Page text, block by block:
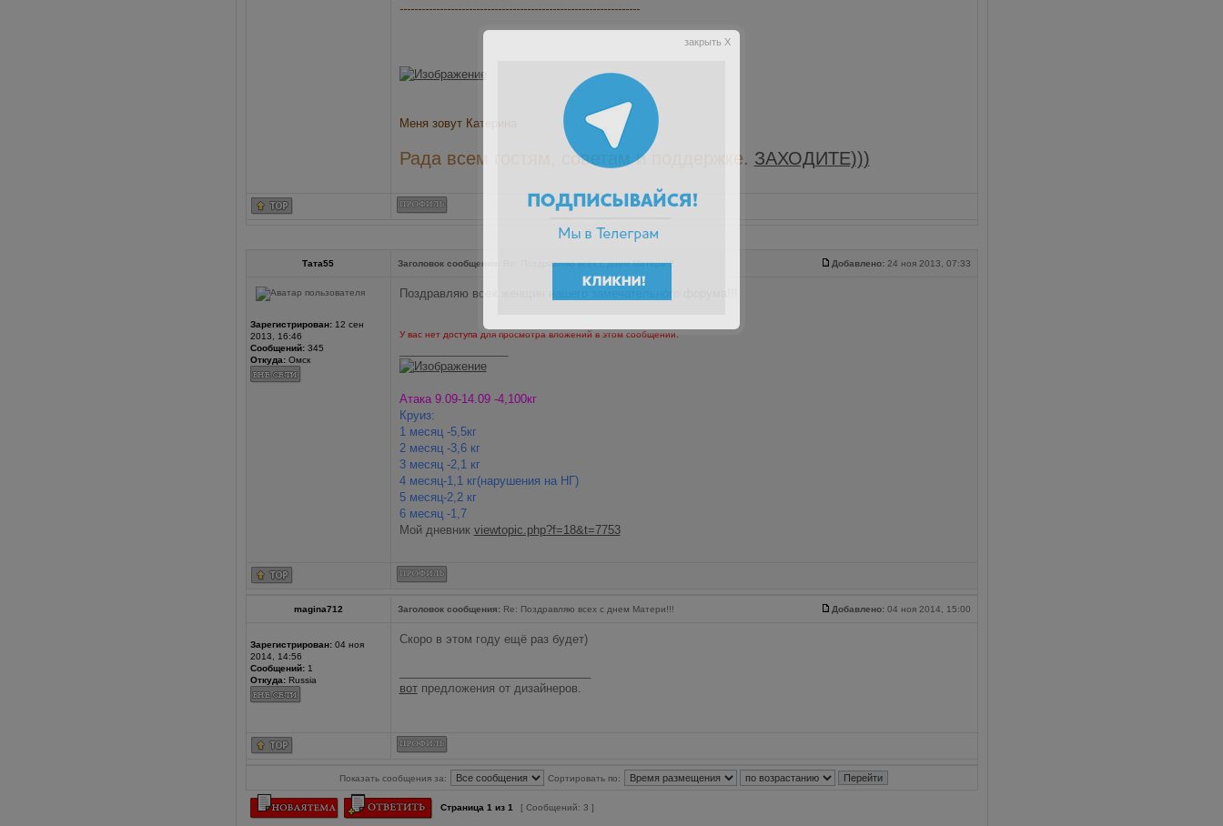
------------------------------------------------------------------
Меня зовут Катерина
Рада всем гостям, советам и поддержке. ЗАХОДИТЕ)))
Тата55 Заголовок сообщения: Re: Поздравляю всех с днем Матери!!! Добавлено:24 ноя 2013, 07:33
Зарегистрирован:12 сен
2013, 16:46
Сообщений:345
Откуда:Омск
Поздравляю всех женщин нашего замечательного форума!!!
У вас нет доступа для просмотра вложений в этом сообщении.
Атака 9.09-14.09 -4,100кг
Круиз:
1 месяц -5,5кг
2 месяц -3,6 кг
3 месяц -2,1 кг
4 месяц-1,1 кг(нарушения на НГ)
5 месяц-2,2 кг
6 месяц -1,7
Мой дневник viewtopic.php?f=18&t=7753
magina712 Заголовок сообщения:Re: Поздравляю всех с днем Матери!!! Добавлено:04 ноя 2014, 15:00
Зарегистрирован:04 ноя
2014, 14:56
Сообщений:1
Откуда:Russia
Скоро в этом году ещё раз будет)
вотпредложения от дизайнеров.
Показать сообщения за: Сортировать по:
Страница 1 из 1 [ Сообщений: 3 ]
закрыть X